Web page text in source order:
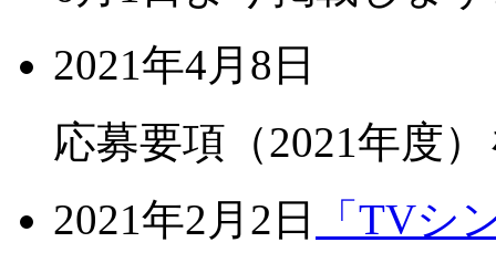
2021年4月8日
応募要項（2021年度
2021年2月2日
「TVシ